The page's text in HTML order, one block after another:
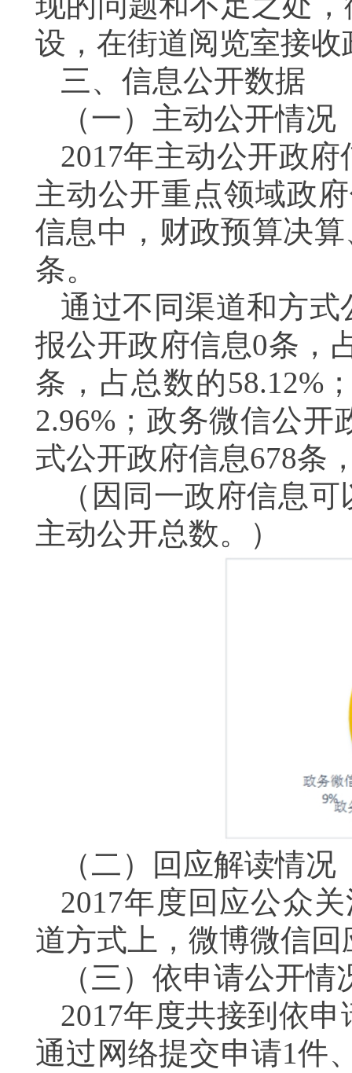
设，在街道阅览室接
三、信息公开数据
（一）主动公开情况
2017年主动公开政
主动公开重点领域政
信息中，财政预算决
条。
通过不同渠道和方
报公开政府信息0条，
条，占总数的58.12%
2.96%；政务微信公开
式公开政府信息678条
（因同一政府信息
主动公开总数。）
（二）回应解读情况
2017年度回应公众
道方式上，微博微信回
（三）依申请公开情
2017年度共接到依
通过网络提交申请1件